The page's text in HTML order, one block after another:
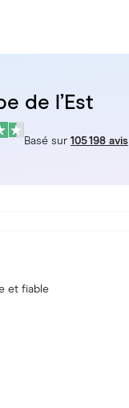
de l’Est
Basé sur 105 198 avis
et fiable